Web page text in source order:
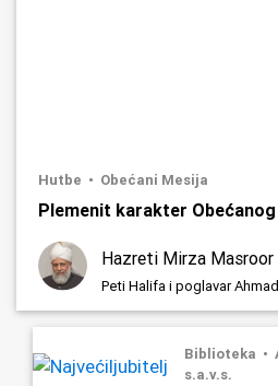
Hutbe Obećani Mesija
Plemenit karakter
Hazreti Mirza Masroor
Peti Halifa i poglavar
Biblioteka
s.a.v.s.